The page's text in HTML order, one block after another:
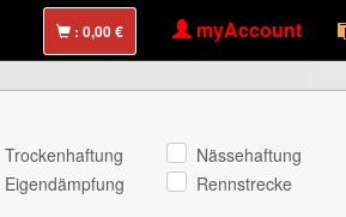
: myAccount
Trockenhaftung Nässehaftung
Eigendämpfung Rennstrecke